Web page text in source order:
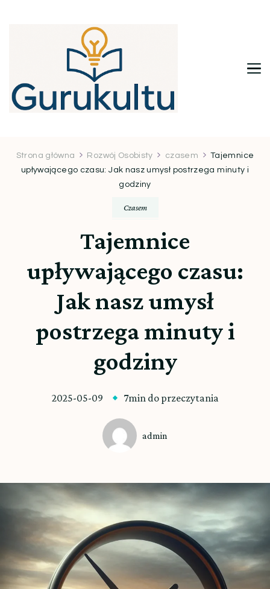
wiedzy i inspiracji
Strona główna Rozwój Osobisty czasem
Tajemnice
upływającego czasu: Jak nasz umysł postrzega minuty i
godziny
Czasem
Tajemnice
upływającego czasu:
Jak nasz umysł
postrzega minuty i
godziny
2025-05-09 7min do przeczytania
admin